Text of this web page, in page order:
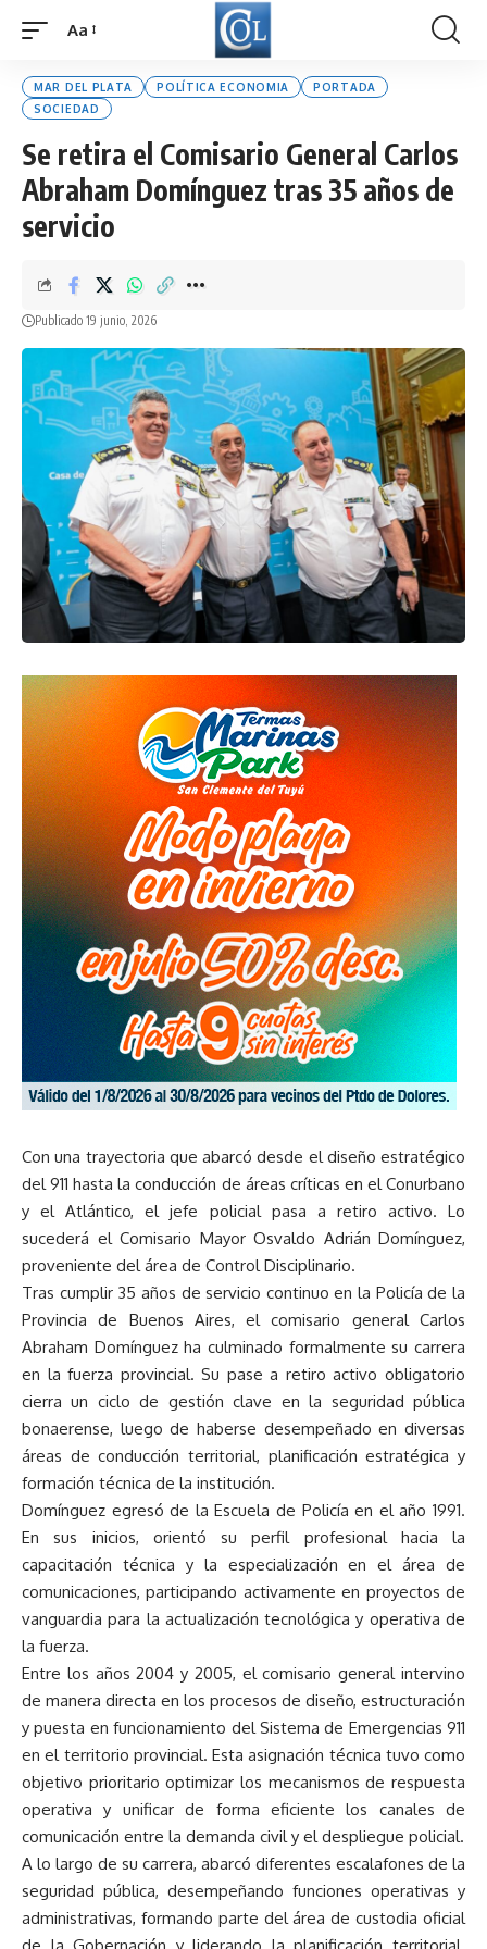
Font
Aa
MAR DEL PLATA POLÍTICA ECONOMIA
PORTADA
SOCIEDAD
Se retira el Comisario General Carlos
Abraham Domínguez tras 35 años de
servicio
Publicado 19 junio, 2026
Con una trayectoria que abarcó desde el diseño estratégico
del 911 hasta la conducción de áreas críticas en el Conurbano
y el Atlántico, el jefe policial pasa a retiro activo. Lo
sucederá el Comisario Mayor Osvaldo Adrián Domínguez,
proveniente del área de Control Disciplinario.
Tras cumplir 35 años de servicio continuo en la Policía de la
Provincia de Buenos Aires, el comisario general Carlos
Abraham Domínguez ha culminado formalmente su carrera
en la fuerza provincial. Su pase a retiro activo obligatorio
cierra un ciclo de gestión clave en la seguridad pública
bonaerense, luego de haberse desempeñado en diversas
áreas de conducción territorial, planificación estratégica y
formación técnica de la institución.
Domínguez egresó de la Escuela de Policía en el año 1991.
En sus inicios, orientó su perfil profesional hacia la
capacitación técnica y la especialización en el área de
comunicaciones, participando activamente en proyectos de
vanguardia para la actualización tecnológica y operativa de
la fuerza.
Entre los años 2004 y 2005, el comisario general intervino
de manera directa en los procesos de diseño, estructuración
y puesta en funcionamiento del Sistema de Emergencias 911
en el territorio provincial. Esta asignación técnica tuvo como
objetivo prioritario optimizar los mecanismos de respuesta
operativa y unificar de forma eficiente los canales de
comunicación entre la demanda civil y el despliegue policial.
A lo largo de su carrera, abarcó diferentes escalafones de la
seguridad pública, desempeñando funciones operativas y
administrativas, formando parte del área de custodia oficial